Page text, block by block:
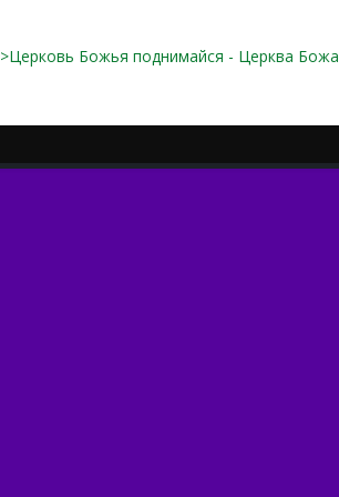
>Церковь Божья поднимайся - Церква Божа